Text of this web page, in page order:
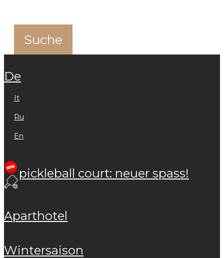
de
it
ru
en
pickleball court: neuer spass!
aparthotel
wintersaison